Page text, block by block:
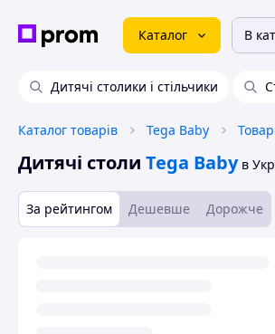
Каталог В
Дитячі столики і стільчики
Каталог товарів Tega Baby
Дитячі столи Tega Baby в
За рейтингом Дешевше Дорожче